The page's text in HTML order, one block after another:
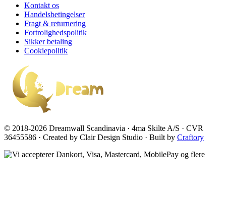
Kontakt os
Handelsbetingelser
Fragt & returnering
Fortrolighedspolitik
Sikker betaling
Cookiepolitik
© 2018-2026 Dreamwall Scandinavia · 4ma Skilte A/S · CVR
36455586 · Created by Clair Design Studio · Built by Craftory